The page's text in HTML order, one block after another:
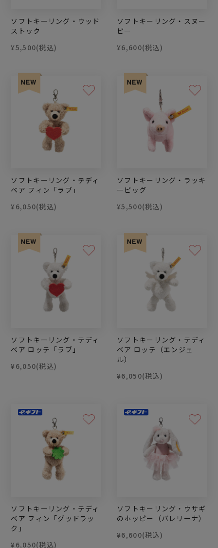
ソフトキーリング・ウッド
ストック
¥5,500(税込)
ソフトキーリング・スヌー
ピー
¥6,600(税込)
ソフトキーリング・テディ
ベア フィン「ラブ」
¥6,050(税込)
ソフトキーリング・ラッキ
ーピッグ
¥5,500(税込)
ソフトキーリング・テディ
ベア ロッテ「ラブ」
¥6,050(税込)
ソフトキーリング・テディ
ベア ロッテ（エンジェ
ル）
¥6,050(税込)
ソフトキーリング・テディ
ベア フィン「グッドラッ
ク」
¥6,050(税込)
ソフトキーリング・ウサギ
のホッピー（バレリーナ）
¥6,600(税込)